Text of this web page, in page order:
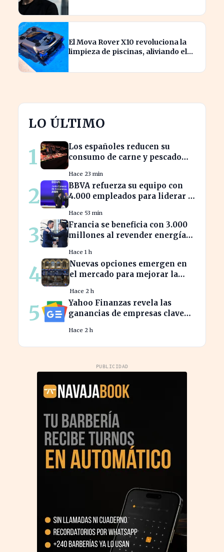
El Mova Rover X10 revoluciona la
limpieza de piscinas, aliviando el
LO ÚLTIMO
1
Los españoles reducen su
consumo de carne y pescado
Hace 23 min
2
BBVA refuerza su equipo con
4.000 empleados para liderar la
Hace 53 min
3
Francia se beneficia con 3.000
millones al revender energía
Hace 1 h
4
Nuevas opciones emergen en
el mercado para mejorar la
Hace 2 h
5
Yahoo Finanzas revela las
ganancias de empresas clave
Hace 2 h
PUBLICIDAD